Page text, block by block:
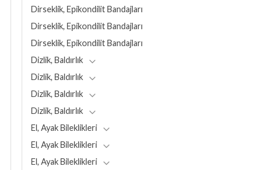
Dirseklik, Epikondilit Bandajları
Dirseklik, Epikondilit Bandajları
Dirseklik, Epikondilit Bandajları
Dizlik, Baldırlık
Dizlik, Baldırlık
Dizlik, Baldırlık
Dizlik, Baldırlık
El, Ayak Bileklikleri
El, Ayak Bileklikleri
El, Ayak Bileklikleri